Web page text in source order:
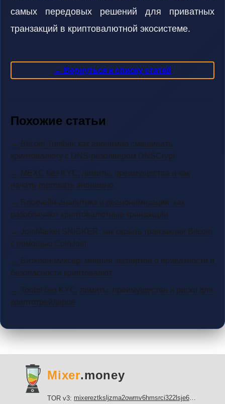
самых передовых решений для приватных
транзакций в криптовалютной экосистеме.
← Вернуться к списку статей
Похожие статьи
→ Bitcoin Tumble: как анонимно смешивать
криптовалюту с DNS-резолвером DNSCrypt
→ MEXC без KYC: лимиты, преимущества и как
начать торговать анонимно
→ Блокчейн-аналитика и деанонимизация: как
разоблачают криптовалютные транзакции
→ JoinMarket SNICKER: как скрыть транзакции Bitcoin
с помощью CoinJoin
→ Биткоин-миксер: мнения экспертов о приватности и
безопасности криптовалют
→ Toobit без KYC: лимиты, преимущества и риски для
криптотрейдеров
Mixer.money
TOR v3: mixereztksljzma2owmv6hmsrci322lsje6m3svicoddk3xbgvhd2fid.onion